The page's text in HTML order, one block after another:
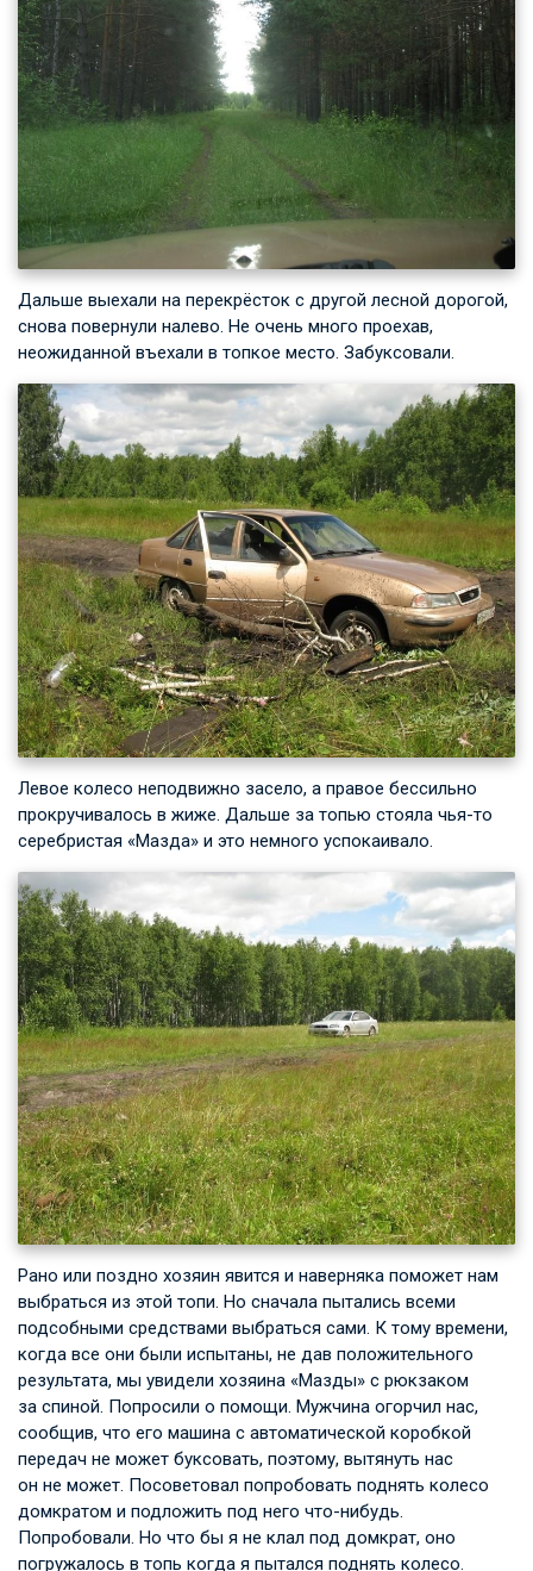
Дальше выехали на перекрёсток с другой лесной дорогой,
снова повернули налево. Не очень много проехав,
неожиданной въехали в топкое место. Забуксовали.
Левое колесо неподвижно засело, а правое бессильно
прокручивалось в жиже. Дальше за топью стояла чья-то
серебристая «Мазда» и это немного успокаивало.
Рано или поздно хозяин явится и наверняка поможет нам
выбраться из этой топи. Но сначала пытались всеми
подсобными средствами выбраться сами. К тому времени,
когда все они были испытаны, не дав положительного
результата, мы увидели хозяина «Мазды» с рюкзаком
за спиной. Попросили о помощи. Мужчина огорчил нас,
сообщив, что его машина с автоматической коробкой
передач не может буксовать, поэтому, вытянуть нас
он не может. Посоветовал попробовать поднять колесо
домкратом и подложить под него что-нибудь.
Попробовали. Но что бы я не клал под домкрат, оно
погружалось в топь когда я пытался поднять колесо.